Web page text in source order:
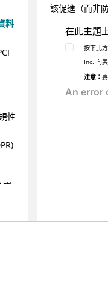
料
性
規
該促進（而非
在此主題
按下此
Inc. 向
注意：